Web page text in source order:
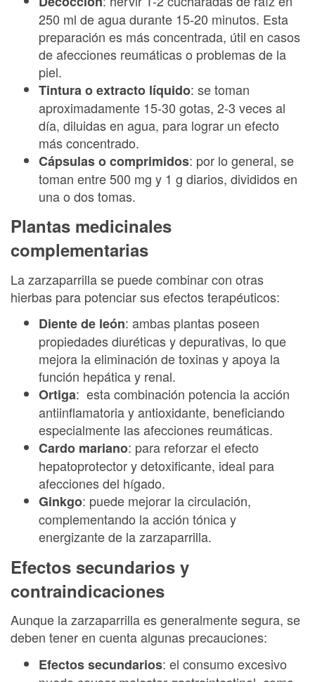
250 ml de agua durante 15-20 minutos. Esta
preparación es más concentrada, útil en casos
de afecciones reumáticas o problemas de la
piel.
Tintura o extracto líquido: se toman
aproximadamente 15-30 gotas, 2-3 veces al
día, diluidas en agua, para lograr un efecto
más concentrado.
Cápsulas o comprimidos: por lo general, se
toman entre 500 mg y 1 g diarios, divididos en
una o dos tomas.
Plantas medicinales
complementarias
La zarzaparrilla se puede combinar con otras
hierbas para potenciar sus efectos terapéuticos:
Diente de león: ambas plantas poseen
propiedades diuréticas y depurativas, lo que
mejora la eliminación de toxinas y apoya la
función hepática y renal.
Ortiga: esta combinación potencia la acción
antiinflamatoria y antioxidante, beneficiando
especialmente las afecciones reumáticas.
Cardo mariano: para reforzar el efecto
hepatoprotector y detoxificante, ideal para
afecciones del hígado.
Ginkgo: puede mejorar la circulación,
complementando la acción tónica y
energizante de la zarzaparrilla.
Efectos secundarios y
contraindicaciones
Aunque la zarzaparrilla es generalmente segura, se
deben tener en cuenta algunas precauciones:
Efectos secundarios: el consumo excesivo